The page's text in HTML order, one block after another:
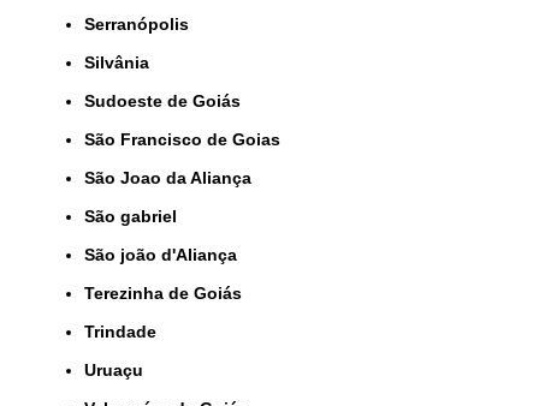
Serranópolis
Silvânia
Sudoeste de Goiás
São Francisco de Goias
São Joao da Aliança
São gabriel
São joão d'Aliança
Terezinha de Goiás
Trindade
Uruaçu